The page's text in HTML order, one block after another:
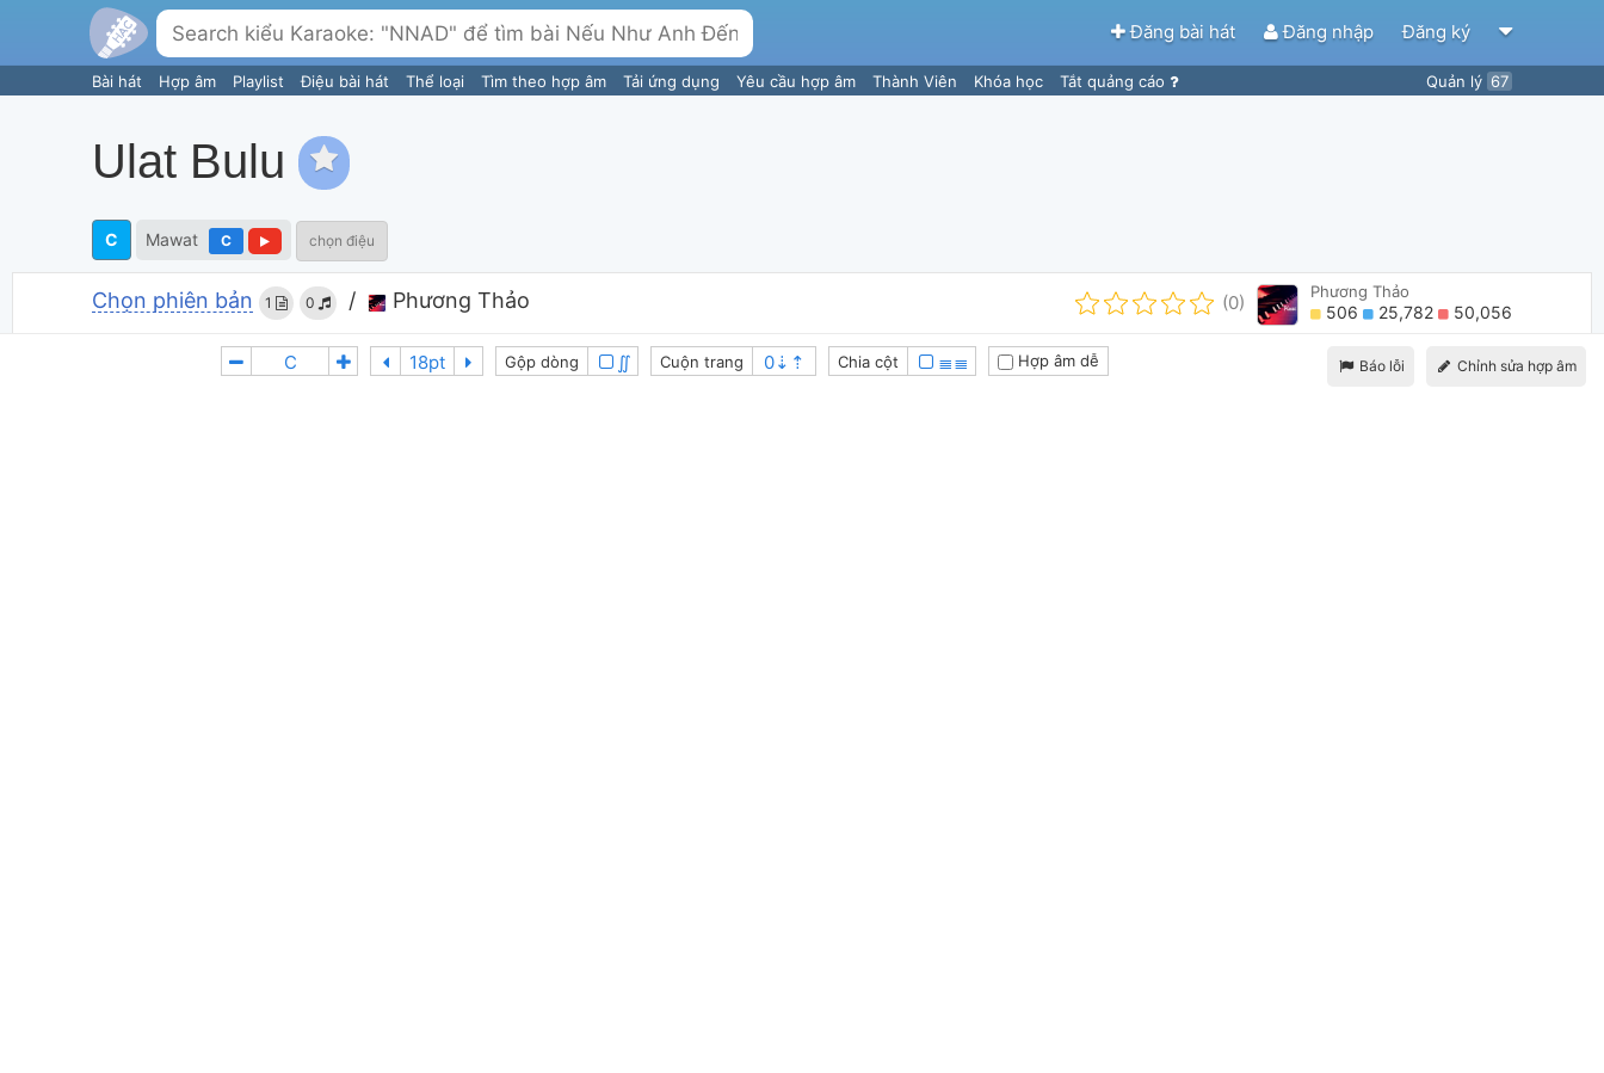
Đăng bài hát Đăng nhập Đăng ký
Bài hát Hợp âm Playlist Điệu bài hát Thể loại Tìm theo hợp âm Tải ứng dụng Yêu cầu hợp âm Thành Viên Khóa học Tắt quảng cáo Quản lý 67
Ulat Bulu
C Mawat C chọn điệu
Chọn phiên bản 1 0 / Phương Thảo (0)
Phương Thảo
506 25,782 50,056
Báo lỗi Chỉnh sửa hợp âm
Gộp dòng ∬ Cuộn trang Chia cột ≣≣ Hợp âm dễ